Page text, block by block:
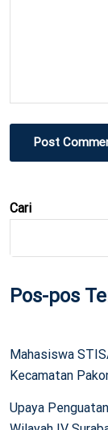
Post
Cari
Pos-pos
Mahasiswa
Kecamatan
Upaya